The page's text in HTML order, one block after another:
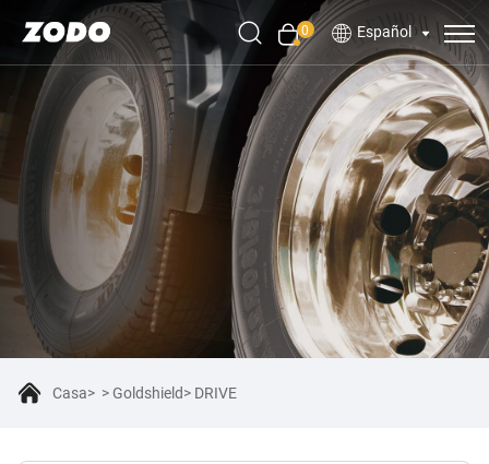
0 Español
Casa Goldshield DRIVE